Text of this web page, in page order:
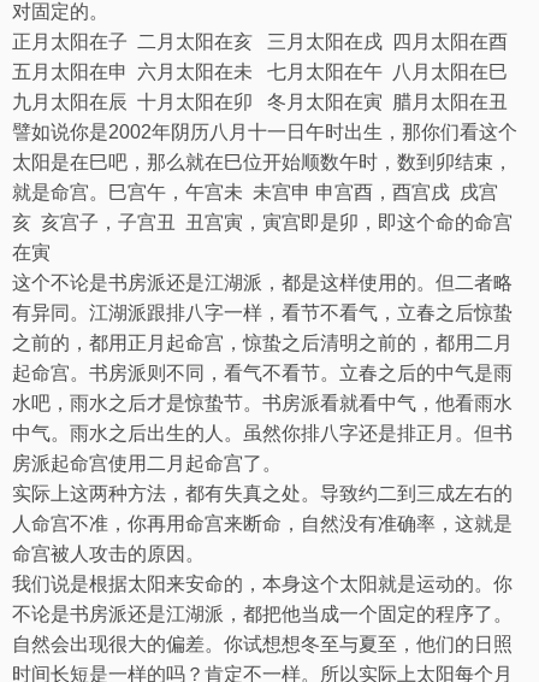
对固定的。
正月太阳在子
二月太阳在亥 三月太阳在戌
四月太阳在酉
五月太阳在申
六月太阳在未 七月太阳在午
八月太阳在巳
九月太阳在辰 十月太阳在卯 冬月太阳在寅
腊月太阳在丑
譬如说你是2002年阴历八月十一日午时出生，那你们看这个
太阳是在巳吧，那么就在巳位开始顺数午时，数到卯结束，
就是命宫。巳宫午，午宫未 未宫申 申宫酉，酉宫戌 戌宫
亥 亥宫子，子宫丑
丑宫寅，寅宫即是卯，即这个命的命宫
在寅
这个不论是书房派还是江湖派，都是这样使用的。但二者略
有异同。江湖派跟排八字一样，看节不看气，立春之后惊蛰
之前的，都用正月起命宫，惊蛰之后清明之前的，都用二月
起命宫。书房派则不同，看气不看节。立春之后的中气是雨
水吧，雨水之后才是惊蛰节。书房派看就看中气，他看雨水
中气。雨水之后出生的人。虽然你排八字还是排正月。但书
房派起命宫使用二月起命宫了。
实际上这两种方法，都有失真之处。导致约二到三成左右的
人命宫不准，你再用命宫来断命，自然没有准确率，这就是
命宫被人攻击的原因。
我们说是根据太阳来安命的，本身这个太阳就是运动的。你
不论是书房派还是江湖派，都把他当成一个固定的程序了。
自然会出现很大的偏差。你试想想冬至与夏至，他们的日照
时间长短是一样的吗？肯定不一样。所以实际上太阳每个月